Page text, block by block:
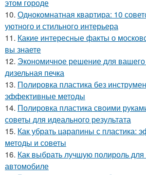
этом городе
10. Однокомнатная квартира: 10
уютного и стильного интерьера
11. Какие интересные факты о
вы знаете
12. Экономичное решение для вашего
дизельная печка
13. Полировка пластика без
эффективные методы
14. Полировка пластика своими
советы для идеального результата
15. Как убрать царапины с пластика:
методы и советы
16. Как выбрать лучшую полироль
автомобиле